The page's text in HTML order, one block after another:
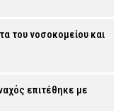
του νοσοκομείου και
επιτέθηκε με